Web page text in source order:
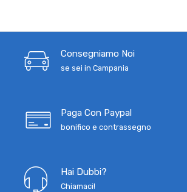
Consegniamo Noi
se sei in Campania
Paga Con Paypal
bonifico e contrassegno
Hai Dubbi?
Chiamaci!